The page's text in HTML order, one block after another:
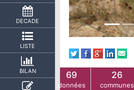
DECADE
LISTE
BILAN 69
données
26
communes